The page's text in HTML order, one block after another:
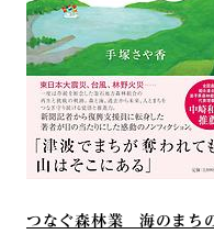
つなぐ森林業 海のまち